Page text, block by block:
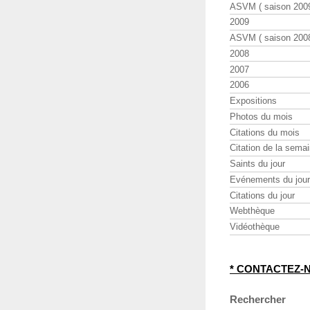
ASVM ( saison
2009
ASVM ( saison
2008
2007
2006
Expositions
Photos du mois
Citations du mois
Citation de la
Saints du jour
Evénements du jour
Citations du jour
Webthèque
Vidéothèque
* CONTACTEZ-
Rechercher